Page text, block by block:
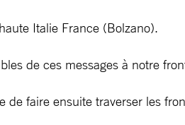
Italie France (Bolzano).
de ces messages à notre
de faire ensuite traverser les